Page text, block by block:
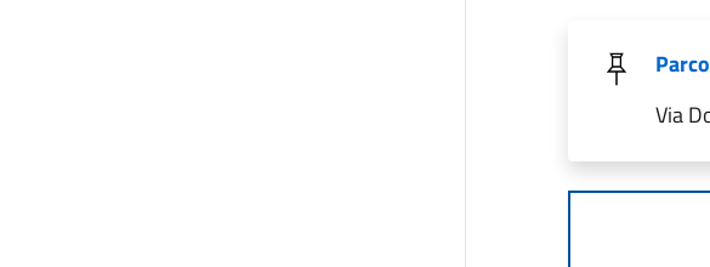
Via